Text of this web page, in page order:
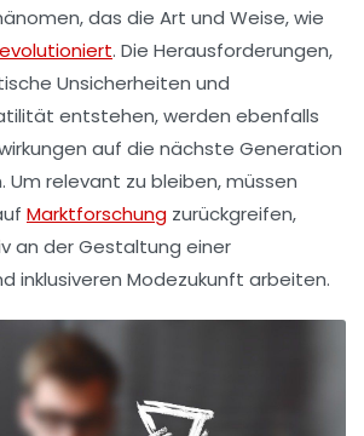
das die Art und Weise, wie
. Die Herausforderungen,
Unsicherheiten und
entstehen, werden ebenfalls
auf die nächste Generation
Um relevant zu bleiben, müssen
Marktforschung zurückgreifen,
an der Gestaltung einer
inklusiveren Modezukunft arbeiten.